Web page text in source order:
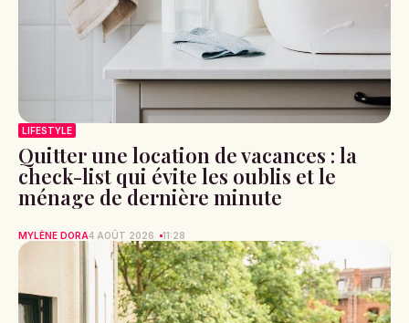
LIFESTYLE
Quitter une location de vacances : la
check-list qui évite les oublis et le
ménage de dernière minute
MYLÈNE DORA4 AOÛT 2026 11:28